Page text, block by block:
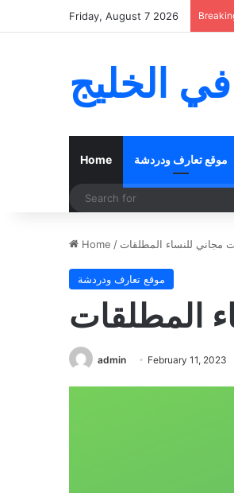
Friday, August 7 2026
الخليج
Home موقع تعارف ودردشة
Home / مجاني للنساء المطلقات
موقع تعارف ودردشة
المطلقات
admin February 11, 2023